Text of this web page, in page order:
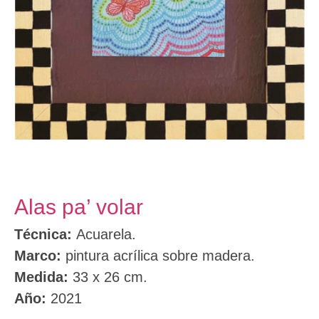
Alas pa’ volar
Técnica: Acuarela.
Marco: pintura acrílica sobre madera.
Medida: 33 x 26 cm.
Año: 2021